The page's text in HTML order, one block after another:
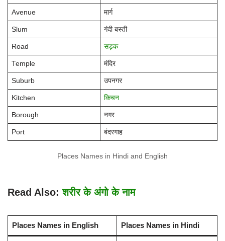
Avenue मार्ग
Slum गंदी बस्ती
Road सड़क
Temple मंदिर
Suburb उपनगर
Kitchen किचन
Borough नगर
Port बंदरगाह
Places Names in Hindi and English
Read Also:शरीर के अंगो के नाम
Places Names in English Places Names in Hindi